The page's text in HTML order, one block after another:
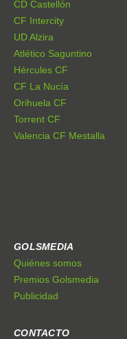
CD Castellón
CF Intercity
UD Alzira
Atlético Saguntino
Hércules CF
CF La Nucía
Orihuela CF
Torrent CF
Valencia CF Mestalla
GOLSMEDIA
Quiénes somos
Premios Golsmedia
Publicidad
CONTACTO